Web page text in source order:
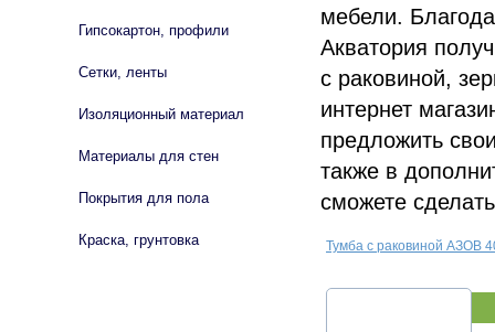
мебели.
Акватория
с раковиной,
интернет
предложить
также в
сможете
Тумба с раковиной АЗОВ
Гипсокартон, профили
Сетки, ленты
Изоляционный материал
Материалы для стен
Покрытия для пола
Краска, грунтовка